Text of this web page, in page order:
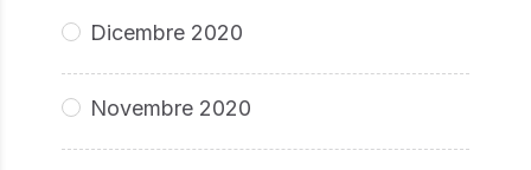
Dicembre 2020
Novembre 2020